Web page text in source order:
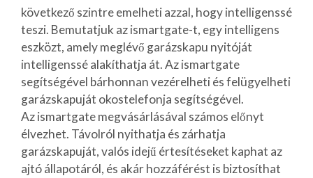
következő szintre emelheti azzal, hogy intelligenssé
teszi. Bemutatjuk az ismartgate-t, egy intelligens
eszközt, amely meglévő garázskapu nyitóját
intelligenssé alakíthatja át. Az ismartgate
segítségével bárhonnan vezérelheti és felügyelheti
garázskapuját okostelefonja segítségével.
Az ismartgate megvásárlásával számos előnyt
élvezhet. Távolról nyithatja és zárhatja
garázskapuját, valós idejű értesítéseket kaphat az
ajtó állapotáról, és akár hozzáférést is biztosíthat